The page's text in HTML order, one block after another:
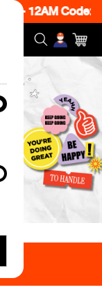
12AM Code: